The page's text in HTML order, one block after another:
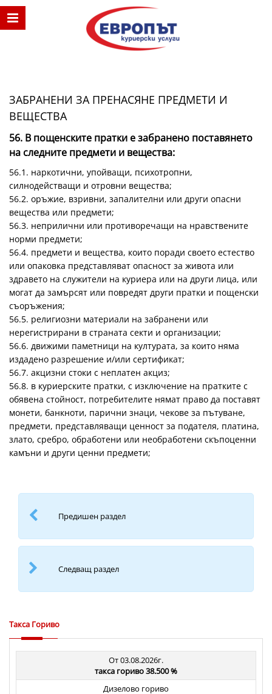
ЗАБРАНЕНИ ЗА ПРЕНАСЯНЕ ПРЕДМЕТИ И
ВЕЩЕСТВА
56. В пощенските пратки е забранено поставянето
на следните предмети и вещества:
56.1. наркотични, упойващи, психотропни,
силнодействащи и отровни вещества;
56.2. оръжие, взривни, запалителни или други опасни
вещества или предмети;
56.3. неприлични или противоречащи на нравствените
норми предмети;
56.4. предмети и вещества, които поради своето естество
или опаковка представляват опасност за живота или
здравето на служители на куриера или на други лица, или
могат да замърсят или повредят други пратки и пощенски
съоръжения;
56.5. религиозни материали на забранени или
нерегистрирани в страната секти и организации;
56.6. движими паметници на културата, за които няма
издадено разрешение и/или сертификат;
56.7. акцизни стоки с неплатен акциз;
56.8. в куриерските пратки, с изключение на пратките с
обявена стойност, потребителите нямат право да поставят
монети, банкноти, парични знаци, чекове за пътуване,
предмети, представляващи ценност за подателя, платина,
злато, сребро, обработени или необработени скъпоценни
камъни и други ценни предмети;
Предишен раздел
Следващ раздел
Такса Гориво
От 03.08.2026г.
такса гориво 38.500 %
Дизелово гориво